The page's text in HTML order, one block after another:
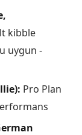
kibble
uygun -
Pro Plan